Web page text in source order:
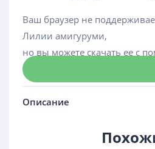
Ваш браузер не
Лилии амигуруми,
но вы можете скачать ее с
Описание